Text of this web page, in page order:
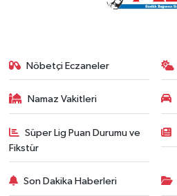
Nöbetçi Eczaneler
Namaz Vakitleri
Süper Lig Puan Durumu ve
Fikstür
Son Dakika Haberleri